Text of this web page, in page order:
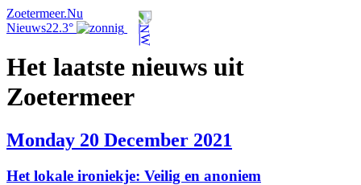
Zoetermeer.Nu
Nieuws22.3°
Het laatste nieuws uit
Zoetermeer
Monday 20 December 2021
Het lokale ironiekje: Veilig en anoniem